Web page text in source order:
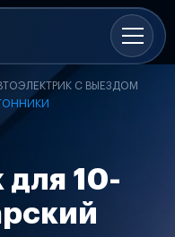
С ВЫЕЗДОМ
для 10-